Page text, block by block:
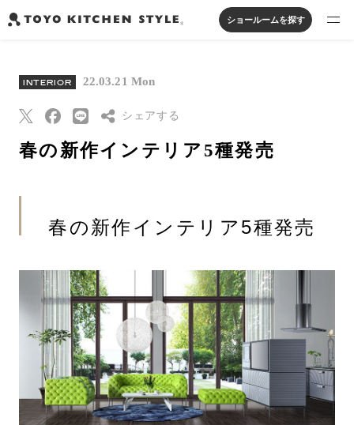
オープンキッチン
ペニンシュラキッチン
壁付けキッチン
セパレートキッチン
並列型キッチン
家具・照明・タイル
バス・洗面
実例から探す
私たちについて
お知らせ
カタログを見る
よくあるご質問
お問い合わせ
サポート
LANGUAGE : JP
ショールームを探す
INTERIOR 22.03.21 Mon
シェアする
Threads
はてなブックマー
ク
URLをコピー
春の新作インテリア5種発売
春の新作インテリア5種発売